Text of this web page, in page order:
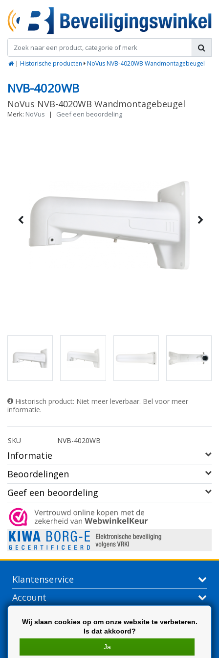
| Historische producten NoVus NVB-4020WB Wandmontagebeugel
NVB-4020WB
NoVus NVB-4020WB Wandmontagebeugel
Merk: NoVus | Geef een beoordeling
Historisch product: Niet meer leverbaar. Bel voor meer
informatie.
SKU NVB-4020WB
Informatie
Beoordelingen
Geef een beoordeling
Klantenservice
Account
Wij slaan cookies op om onze website te verbeteren.
Is dat akkoord?
Ja